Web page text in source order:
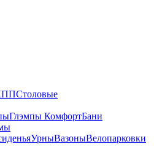
Столовые
Глэмпы КомфортБани
УрныВазоныВелопарковки